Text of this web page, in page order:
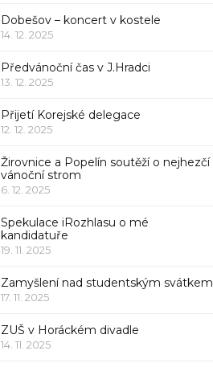
Dobešov – koncert v kostele
14. 12. 2025
Předvánoční čas v J.Hradci
13. 12. 2025
Přijetí Korejské delegace
12. 12. 2025
Žirovnice a Popelín soutěží o nejhezčí
vánoční strom
6. 12. 2025
Spekulace iRozhlasu o mé
kandidatuře
19. 11. 2025
Zamyšlení nad studentským svátkem
17. 11. 2025
ZUŠ v Horáckém divadle
14. 11. 2025